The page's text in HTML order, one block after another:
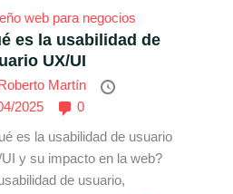
web para negocios
es la usabilidad de
UX/UI
Roberto Martín
2025
0
es la usabilidad de usuario
y su impacto en la web?
de usuario,